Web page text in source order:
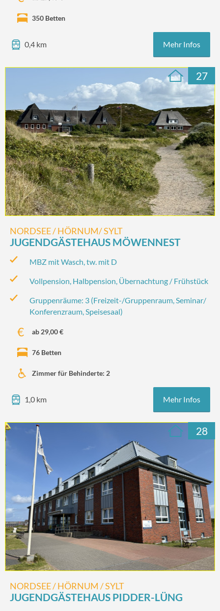
350 Betten
0,4 km Mehr Infos
27
NORDSEE / HÖRNUM/ SYLT
JUGENDGÄSTEHAUS MÖWENNEST
MBZ mit Wasch, tw. mit D
Vollpension, Halbpension, Übernachtung / Frühstück
Gruppenräume: 3 (Freizeit-/‌Gruppenraum, Seminar/‌
Konferenzraum, Speisesaal)
ab 29,00 €
76 Betten
Zimmer für Behinderte: 2
1,0 km Mehr Infos
28
NORDSEE / HÖRNUM / SYLT
JUGENDGÄSTEHAUS PIDDER-LÜNG